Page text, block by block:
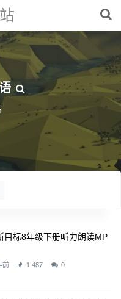
目标8年级下册听力朗读MP
前 1,487 0